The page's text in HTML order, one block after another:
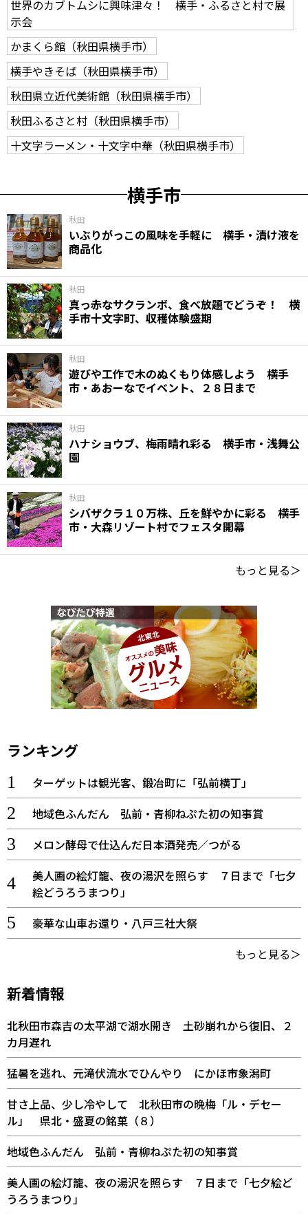
世界のカブトムシに興味津々！ 横手・ふるさと村で展
示会
かまくら館（秋田県横手市）
横手やきそば（秋田県横手市）
秋田県立近代美術館（秋田県横手市）
秋田ふるさと村（秋田県横手市）
十文字ラーメン・十文字中華（秋田県横手市）
横手市
秋田
いぶりがっこの風味を手軽に 横手・漬け液を
商品化
秋田
真っ赤なサクランボ、食べ放題でどうぞ！ 横
手市十文字町、収穫体験盛期
秋田
遊びや工作で木のぬくもり体感しよう 横手
市・あおーなでイベント、２８日まで
秋田
ハナショウブ、梅雨晴れ彩る 横手市・浅舞公
園
秋田
シバザクラ１０万株、丘を鮮やかに彩る 横手
市・大森リゾート村でフェスタ開幕
もっと見る＞
ランキング
ターゲットは観光客、鍛冶町に「弘前横丁」
地域色ふんだん 弘前・青柳ねぷた初の知事賞
メロン酵母で仕込んだ日本酒発売／つがる
美人画の絵灯籠、夜の湯沢を照らす ７日まで「七夕
絵どうろうまつり」
豪華な山車お還り・八戸三社大祭
もっと見る＞
新着情報
北秋田市森吉の太平湖で湖水開き 土砂崩れから復旧、２
カ月遅れ
猛暑を逃れ、元滝伏流水でひんやり にかほ市象潟町
甘さ上品、少し冷やして 北秋田市の晩梅「ル・デセー
ル」 県北・盛夏の銘菓（８）
地域色ふんだん 弘前・青柳ねぷた初の知事賞
美人画の絵灯籠、夜の湯沢を照らす ７日まで「七夕絵ど
うろうまつり」